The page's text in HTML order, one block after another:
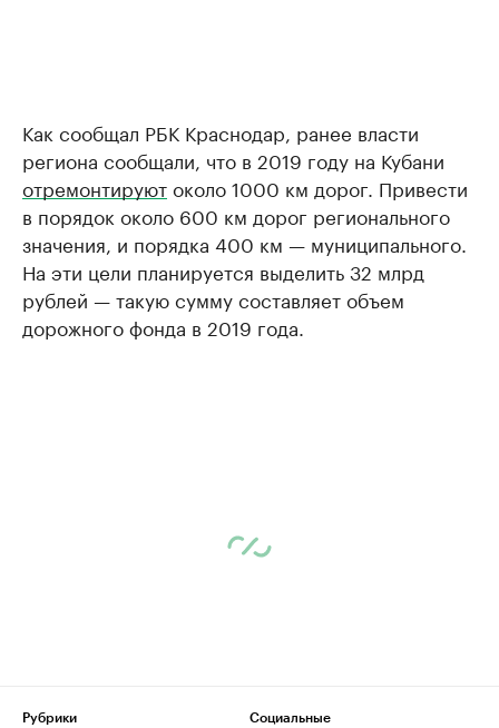
Как сообщал РБК Краснодар, ранее власти
региона сообщали, что в 2019 году на Кубани
отремонтируютоколо 1000 км дорог. Привести
в порядок около 600 км дорог регионального
значения, и порядка 400 км — муниципального.
На эти цели планируется выделить 32 млрд
рублей — такую сумму составляет объем
дорожного фонда в 2019 года.
Рубрики
Социальные